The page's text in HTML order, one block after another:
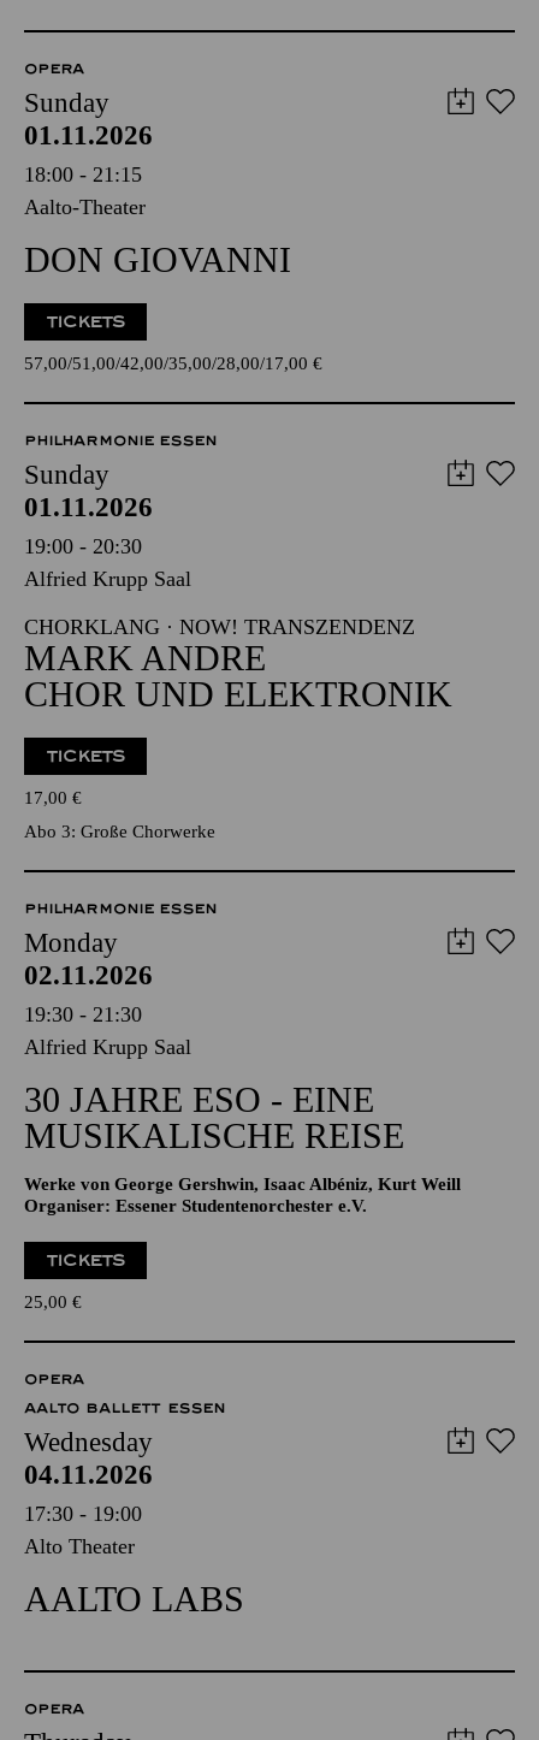
OPERA
Sunday
01.11.2026
18:00 - 21:15
Aalto-Theater
DON GIOVANNI
TICKETS
57,00 51,00 42,00 35,00 28,00 17,00 €
PHILHARMONIE ESSEN
Sunday
01.11.2026
19:00 - 20:30
Alfried Krupp Saal
CHORKLANG · NOW! TRANSZENDENZ
MARK ANDRE
CHOR UND ELEKTRONIK
TICKETS
17,00 €
Abo 3: Große Chorwerke
PHILHARMONIE ESSEN
Monday
02.11.2026
19:30 - 21:30
Alfried Krupp Saal
30 JAHRE ESO - EINE
MUSIKALISCHE REISE
Werke von George Gershwin, Isaac Albéniz, Kurt Weill
Organiser: Essener Studentenorchester e.V.
TICKETS
25,00 €
OPERA
AALTO BALLETT ESSEN
Wednesday
04.11.2026
17:30 - 19:00
Alto Theater
AALTO LABS
OPERA